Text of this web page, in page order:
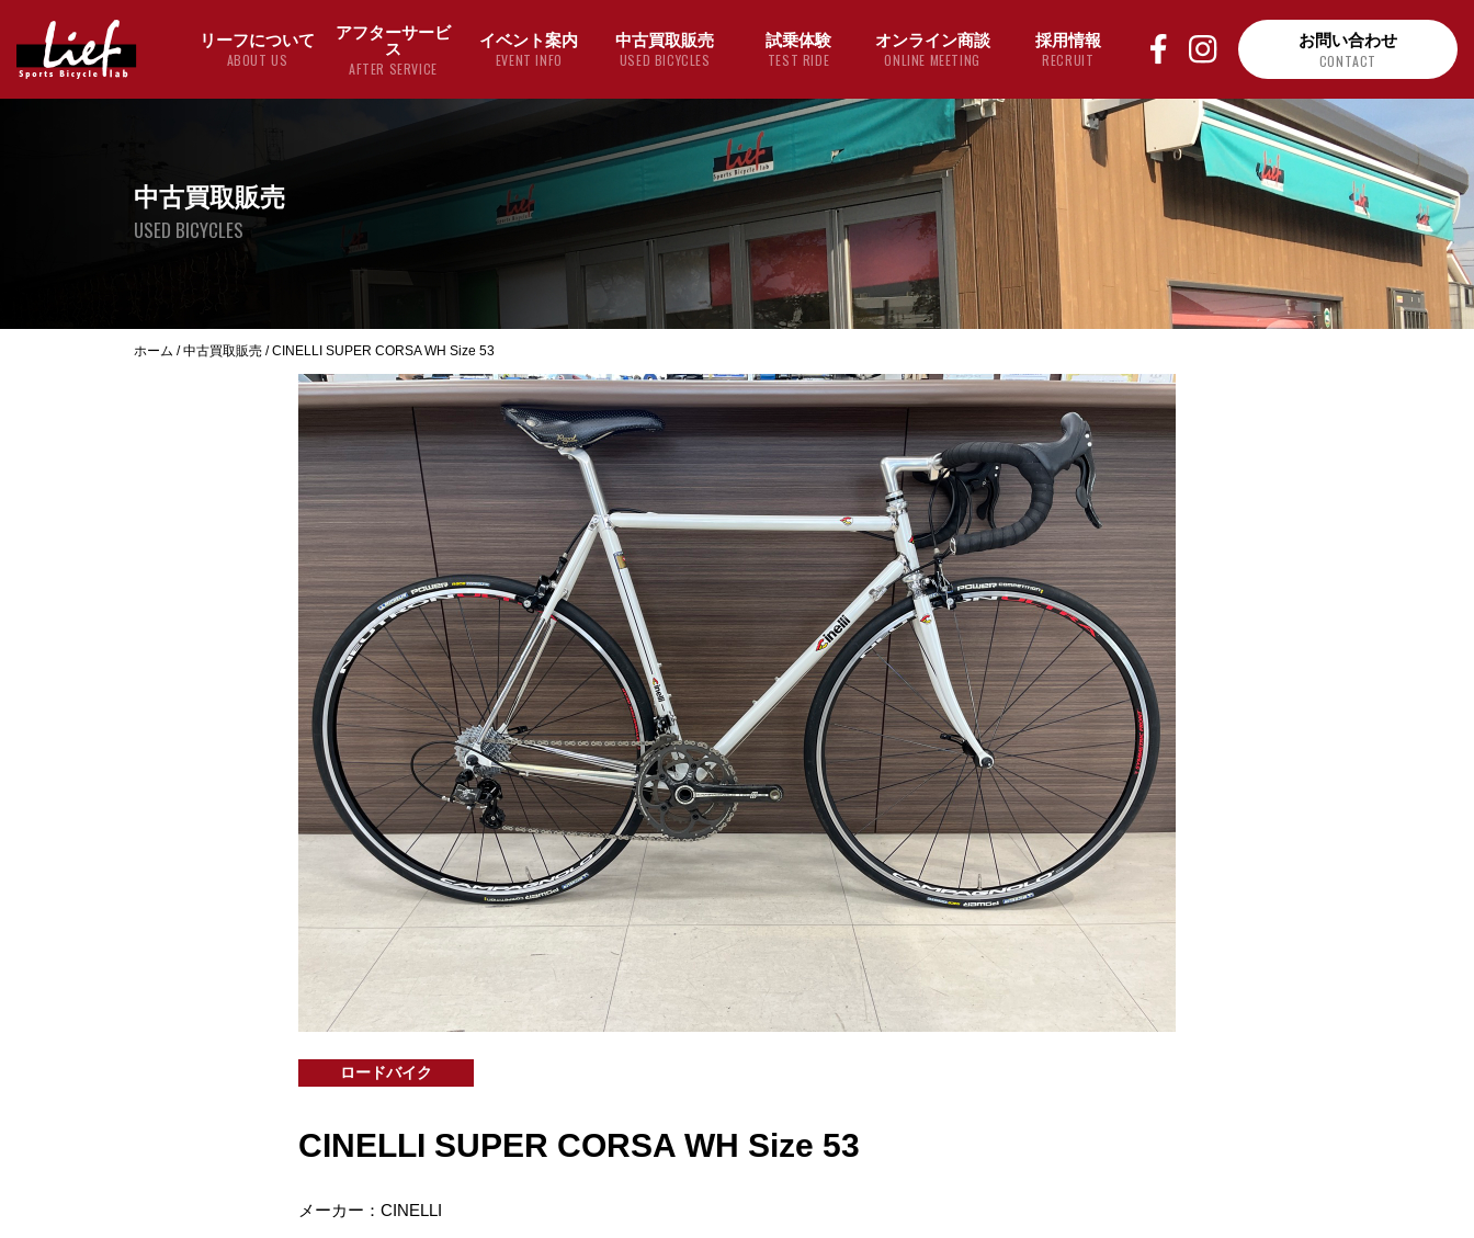
リーフについて
ABOUT US
アフターサービ
ス
AFTER SERVICE
イベント案内
EVENT INFO
中古買取販売
USED BICYCLES
試乗体験
TEST RIDE
オンライン商談
ONLINE MEETING
採用情報
RECRUIT
お問い合わせ
CONTACT
中古買取販売
USED BICYCLES
ホーム /中古買取販売 /CINELLI SUPER CORSA WH Size 53
ロードバイク
CINELLI SUPER CORSA WH Size 53
メーカー：CINELLI